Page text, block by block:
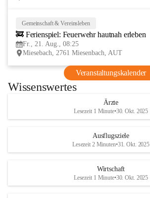
Gemeinschaft & Vereinsleben
🚒 Ferienspiel: Feuerwehr hautnah erleben
Fr., 21. Aug., 08:25
Miesebach, 2761 Miesenbach, AUT
Veranstaltungskalender
Wissenswertes
Ärzte
Lesezeit 1 Minute•30. Okt. 2025
Ausflugsziele
Lesezeit 2 Minuten•31. Okt. 2025
Wirtschaft
Lesezeit 1 Minute•30. Okt. 2025